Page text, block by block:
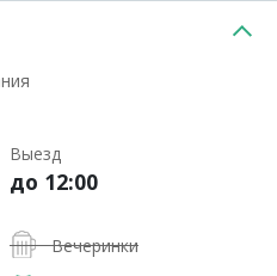
Выезд
до 12:00
Вечеринки